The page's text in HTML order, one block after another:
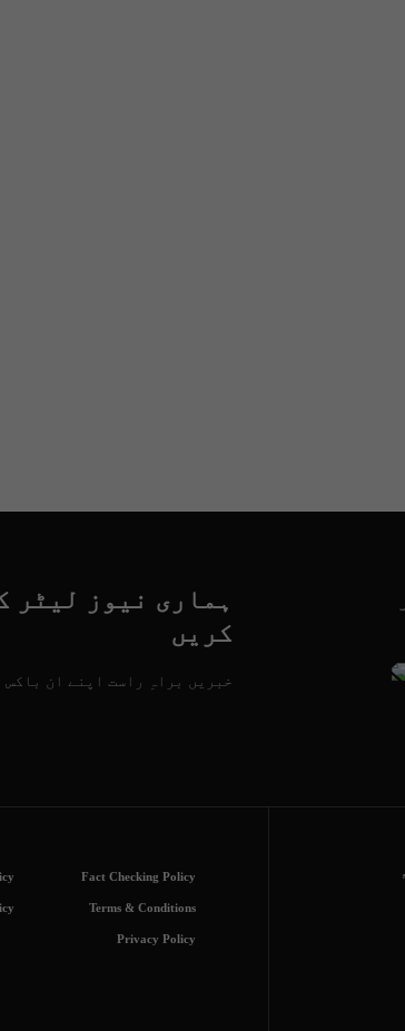
ہماری نیوز لیٹر
کریں
خبریں براہِ راست اپنے ان باکس
Fact Checking Policy
Terms & Conditions
Privacy Policy